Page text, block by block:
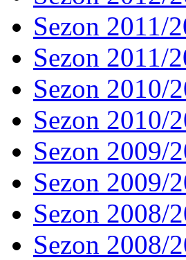
Sezon 2011/
Sezon 2011/
Sezon 2010/
Sezon 2010/
Sezon 2009/
Sezon 2009/
Sezon 2008/
Sezon 2008/